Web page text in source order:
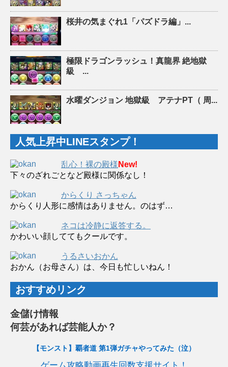
桜井の気まぐれ1「パズドラ編」...
極限ドラゴンラッシュ！真龍界 絶地獄
級 ...
水曜ダンジョン 地獄級 アテナPT（ 周...
人気上昇中LINEスタンプ！
乱心！裸の殿様 New!
下々のざれごとなど殿様に関係なし！
からくり さっちゃん
からくり人形に感情はありません。のはず…
ネコは冷静に返答する。
かわいい顔しててもクールです。
うるさいおかん
おかん（お母さん）は、今日も忙しいねん！
おすすめリンク
金儲け情報
何芸があれば芸能人か？
【モンスト】覇者道 第1弾ガチャやってみた（泣）